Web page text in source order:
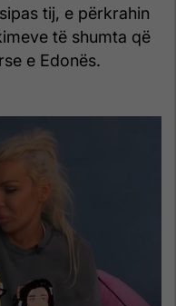
tij, e përkrahin
të shumta që
e Edonës.